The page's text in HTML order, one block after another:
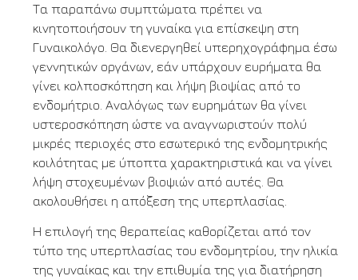
Τα παραπάνω συμπτώματα πρέπει να
κινητοποιήσουν τη γυναίκα για επίσκεψη στη
Γυναικολόγο. Θα διενεργηθεί υπερηχογράφημα έσω
γεννητικών οργάνων, εάν υπάρχουν ευρήματα θα
γίνει κολποσκόπηση και λήψη βιοψίας από το
ενδομήτριο. Αναλόγως των ευρημάτων θα γίνει
υστεροσκόπηση ώστε να αναγνωριστούν πολύ
μικρές περιοχές στο εσωτερικό της ενδομητρικής
κοιλότητας με ύποπτα χαρακτηριστικά και να γίνει
λήψη στοχευμένων βιοψιών από αυτές. Θα
ακολουθήσει η απόξεση της υπερπλασίας.
Η επιλογή της θεραπείας καθορίζεται από τον
τύπο της υπερπλασίας του ενδομητρίου, την ηλικία
της γυναίκας και την επιθυμία της για διατήρηση